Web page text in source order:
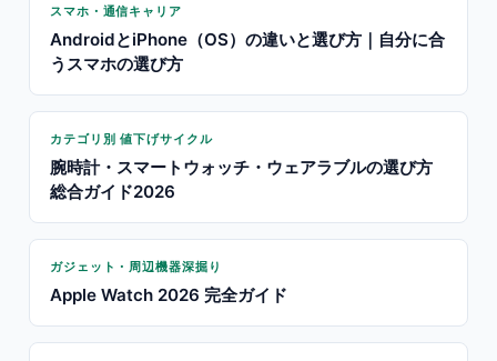
スマホ・通信キャリア
AndroidとiPhone（OS）の違いと選び方｜自分に合
うスマホの選び方
カテゴリ別 値下げサイクル
腕時計・スマートウォッチ・ウェアラブルの選び方
総合ガイド2026
ガジェット・周辺機器深掘り
Apple Watch 2026 完全ガイド